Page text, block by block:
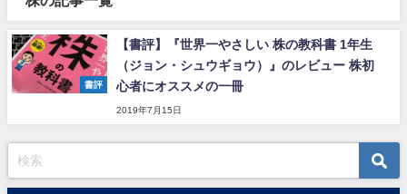
書評
【書評】『世界一やさしい 株の教科書 1年生
（ジョン・シュウギョウ）』のレビュー 株初
心者にオススメの一冊
2019年7月15日